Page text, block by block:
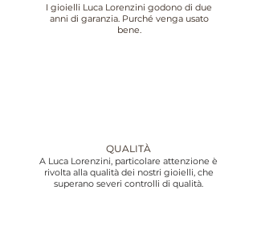
I gioielli Luca Lorenzini godono di due
anni di garanzia. Purché venga usato
bene.
QUALITÀ
A Luca Lorenzini, particolare attenzione è
rivolta alla qualità dei nostri gioielli, che
superano severi controlli di qualità.